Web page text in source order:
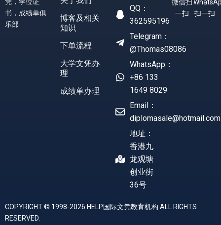
凭，学位证
书，成绩单俱
乐部
博客及相关
知识
下单流程
大学文凭办
理
成绩单办理
QQ：
362595196
Telegram：
@Thomas08086
WhatsApp：
+86 133
1649 8029
Email：
diplomasale@hotmail.com
地址：
香港九
龙观塘
创业街
36号
微信扫
一扫
扫一扫
COPYRIGHT © 1998-2026 HELP国际文凭教育机构 ALL RIGHTS
RESERVED.